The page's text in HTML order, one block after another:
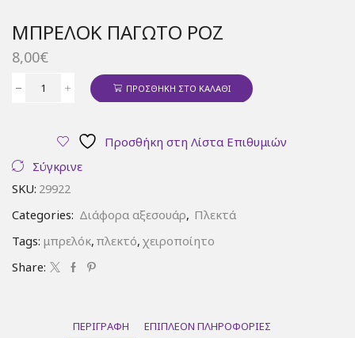
ΜΠΡΕΛΌΚ ΠΑΓΩΤΌ ΡΟΖ
8,00€
Μπρελόκ
ποσότητα
ΠΡΟΣΘΉΚΗ ΣΤΟ ΚΑΛΆΘΙ
Προσθήκη στη Λίστα Επιθυμιών
Σύγκρινε
SKU: 29922
Categories: Διάφορα αξεσουάρ, Πλεκτά
Tags: μπρελόκ, πλεκτό, χειροποίητο
Share:
ΠΕΡΙΓΡΑΦΉ ΕΠΙΠΛΈΟΝ ΠΛΗΡΟΦΟΡΊΕΣ